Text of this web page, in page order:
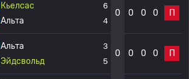
Кьелсас
Альта
6
4
0 0 0 0 П
Альта
Эйдсвольд
3
5
0 0 0 0 П